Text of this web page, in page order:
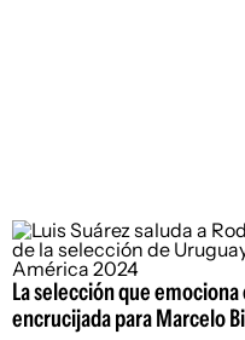
La selección que
encrucijada para Marcelo